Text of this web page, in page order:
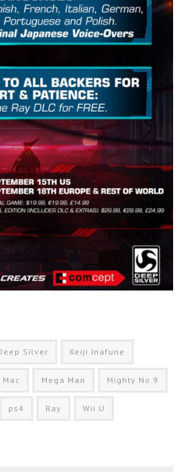
Silver Keiji Inafune
Mac Mega Man Mighty No.9
ps4 Ray Wii U